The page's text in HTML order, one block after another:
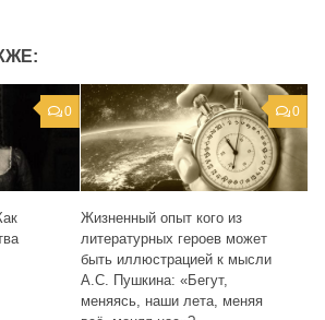
0 0
Жизненный опыт кого из
литературных героев может
быть иллюстрацией к мысли
А.С. Пушкина: «Бегут,
меняясь, наши лета, меняя